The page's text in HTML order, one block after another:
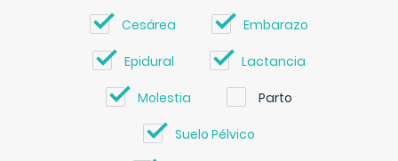
Cesárea Embarazo
Epidural Lactancia
Molestia Parto
Suelo Pélvico